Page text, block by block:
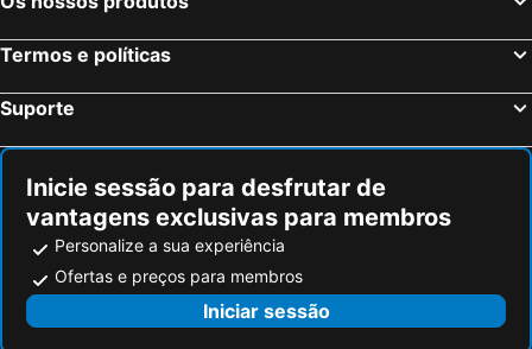
Termos e políticas
Suporte
Inicie sessão para desfrutar de
vantagens exclusivas para membros
Personalize a sua experiência
Ofertas e preços para membros
Iniciar sessão